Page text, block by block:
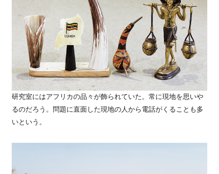
研究室にはアフリカの品々が飾られていた。常に現地を思いや
るのだろう。問題に直面した現地の人から電話がくることも多
いという。